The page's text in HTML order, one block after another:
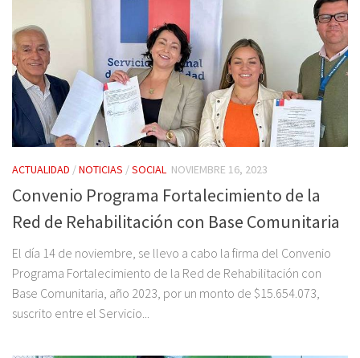
ACTUALIDAD /NOTICIAS /SOCIAL NOVIEMBRE 16, 2023
Convenio Programa Fortalecimiento de la
Red de Rehabilitación con Base Comunitaria
El día 14 de noviembre, se llevo a cabo la firma del Convenio
Programa Fortalecimiento de la Red de Rehabilitación con
Base Comunitaria, año 2023, por un monto de $15.654.073,
suscrito entre el Servicio...